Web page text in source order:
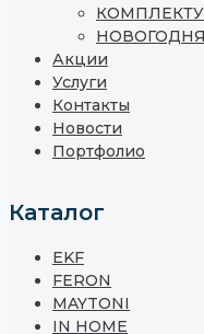
Акции
Услуги
Контакты
Новости
Портфолио
Каталог
EKF
FERON
MAYTONI
IN HOME